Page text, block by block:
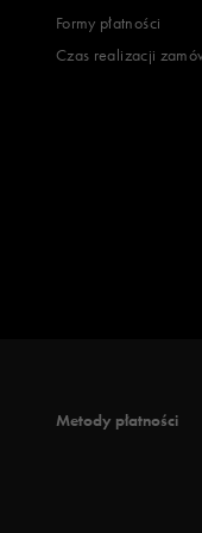
Formy płatności
Czas realizacji
Metody płatności